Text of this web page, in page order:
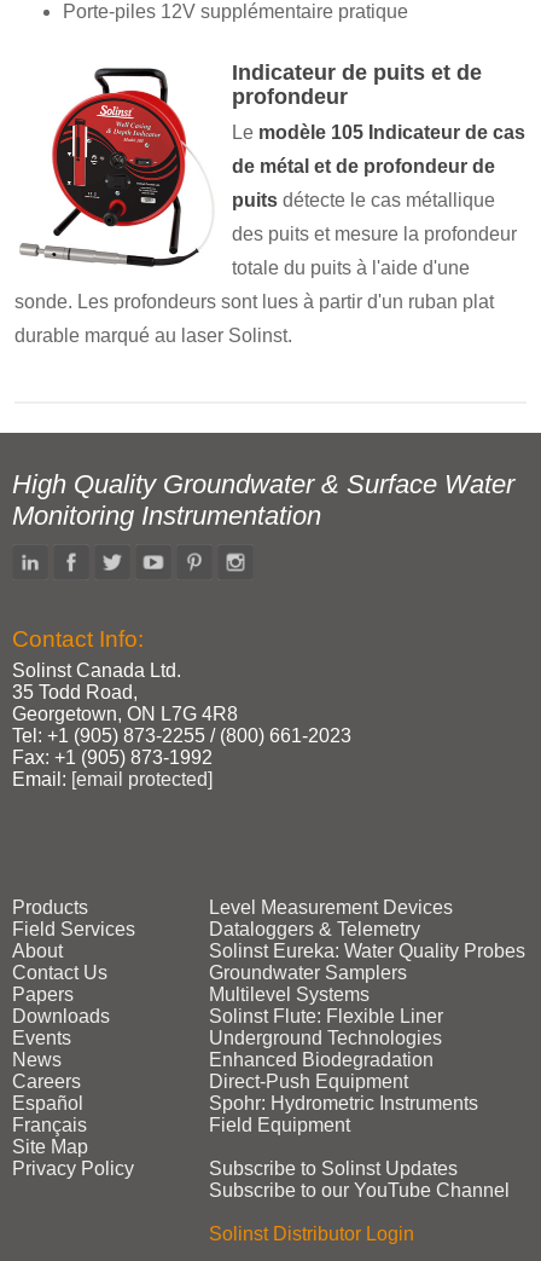
Porte-piles 12V supplémentaire pratique
Indicateur de puits et de
profondeur
Le modèle 105 Indicateur de cas
de métal et de profondeur de
puits détecte le cas métallique
des puits et mesure la profondeur
totale du puits à l'aide d'une
sonde. Les profondeurs sont lues à partir d'un ruban plat
durable marqué au laser Solinst.
High Quality Groundwater & Surface Water
Monitoring Instrumentation
Contact Info:
Solinst Canada Ltd.
35 Todd Road,
Georgetown, ON L7G 4R8
Tel: +1 (905) 873‑2255 / (800) 661‑2023
Fax: +1 (905) 873‑1992
Email: [email protected]
Products
Field Services
About
Contact Us
Papers
Downloads
Events
News
Careers
Español
Français
Site Map
Privacy Policy
Level Measurement Devices
Dataloggers & Telemetry
Solinst Eureka: Water Quality Probes
Groundwater Samplers
Multilevel Systems
Solinst Flute: Flexible Liner
Underground Technologies
Enhanced Biodegradation
Direct‑Push Equipment
Spohr: Hydrometric Instruments
Field Equipment
Subscribe to Solinst Updates
Subscribe to our YouTube Channel
Solinst Distributor Login